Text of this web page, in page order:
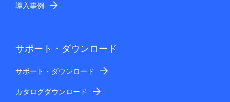
導入事例
サポート・ダウンロード
サポート・ダウンロード
カタログダウンロード